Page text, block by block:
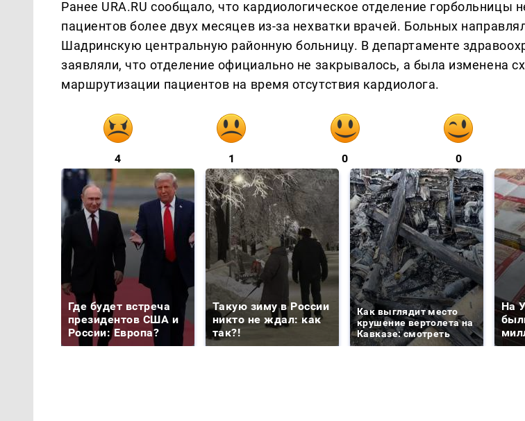
Ранее URA.RU сообщало, что кардиологическое отделение горбольницы
пациентов более двух месяцев из-за нехватки врачей. Больных
Шадринскую центральную районную больницу. В департаменте
заявляли, что отделение официально не закрывалось, а была изменена
маршрутизации пациентов на время отсутствия кардиолога.
4 1 0 0
Где будет встреча
президентов США и
России: Европа?
Такую зиму в России
никто не ждал: как
так?!
Как выглядит место
крушение вертолета на
Кавказе: смотреть
На